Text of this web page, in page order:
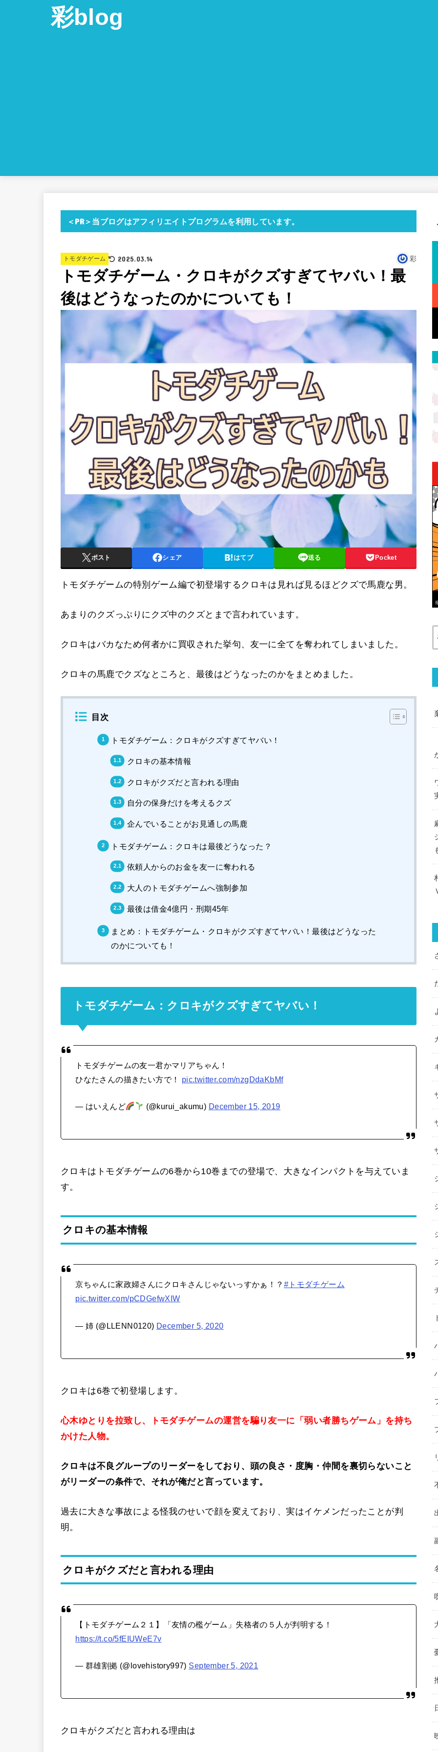
彩blog
＜PR＞当ブログはアフィリエイトプログラムを利用しています。
トモダチゲーム 2025.03.14 彩
トモダチゲーム・クロキがクズすぎてヤバい！最
後はどうなったのかについても！
ポスト シェア はてブ 送る Pocket
トモダチゲームの特別ゲーム編で初登場するクロキは見れば見るほどクズで馬鹿な男。
あまりのクズっぷりにクズ中のクズとまで言われています。
クロキはバカなため何者かに買収された挙句、友一に全てを奪われてしまいました。
クロキの馬鹿でクズなところと、最後はどうなったのかをまとめました。
目次
トモダチゲーム：クロキがクズすぎてヤバい！
クロキの基本情報
クロキがクズだと言われる理由
自分の保身だけを考えるクズ
企んでいることがお見通しの馬鹿
トモダチゲーム：クロキは最後どうなった？
依頼人からのお金を友一に奪われる
大人のトモダチゲームへ強制参加
最後は借金4億円・刑期45年
まとめ：トモダチゲーム・クロキがクズすぎてヤバい！最後はどうなった
のかについても！
トモダチゲーム：クロキがクズすぎてヤバい！
トモダチゲームの友一君かマリアちゃん！
ひなたさんの描きたい方で！ pic.twitter.com/nzgDdaKbMf
— はいえんど (@kurui_akumu) December 15, 2019
クロキはトモダチゲームの6巻から10巻までの登場で、大きなインパクトを与えていま
す。
クロキの基本情報
京ちゃんに家政婦さんにクロキさんじゃないっすかぁ！？ #トモダチゲーム
pic.twitter.com/pCDGefwXIW
— 姉 (@LLENN0120) December 5, 2020
クロキは6巻で初登場します。
心木ゆとりを拉致し、トモダチゲームの運営を騙り友一に「弱い者勝ちゲーム」を持ち
かけた人物。
クロキは不良グループのリーダーをしており、頭の良さ・度胸・仲間を裏切らないこと
がリーダーの条件で、それが俺だと言っています。
過去に大きな事故による怪我のせいで顔を変えており、実はイケメンだったことが判
明。
クロキがクズだと言われる理由
【トモダチゲーム２１】「友情の檻ゲーム」失格者の５人が判明する！
https://t.co/5fEIUWeE7v
— 群雄割拠 (@lovehistory997) September 5, 2021
クロキがクズだと言われる理由は